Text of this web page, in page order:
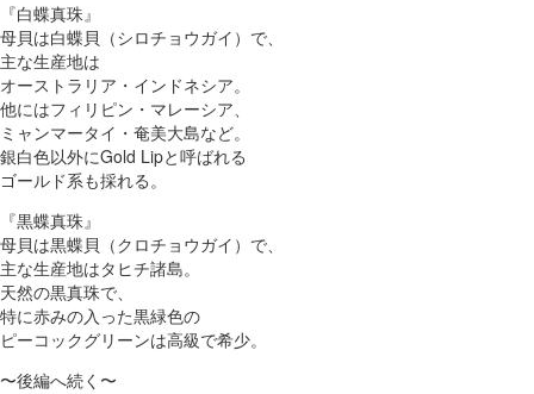
『白蝶真珠』
母貝は白蝶貝（シロチョウガイ）で、
主な生産地は
オーストラリア・インドネシア。
他にはフィリピン・マレーシア、
ミャンマータイ・奄美大島など。
銀白色以外にGold Lipと呼ばれる
ゴールド系も採れる。
『黒蝶真珠』
母貝は黒蝶貝（クロチョウガイ）で、
主な生産地はタヒチ諸島。
天然の黒真珠で、
特に赤みの入った黒緑色の
ピーコックグリーンは高級で希少。
〜後編へ続く〜